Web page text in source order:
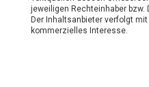
jeweiligen Rechteinhaber bzw.
Der Inhaltsanbieter verfolgt
kommerzielles Interesse.